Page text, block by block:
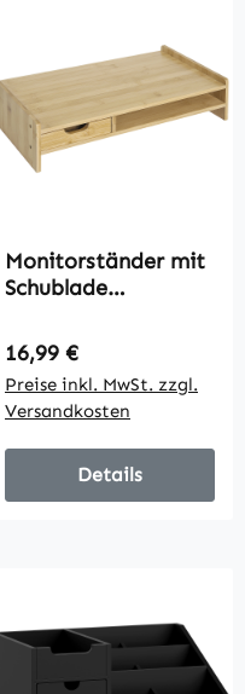
Monitorständer mit
Schublade
Monitor Ständer
Bildschirmständer
für PC Notebook
Drucker 49 x 25,5 x
11,5 cm Natur
Regulärer Preis:
16,99 €
Preise inkl. MwSt. zzgl.
Versandkosten
Details